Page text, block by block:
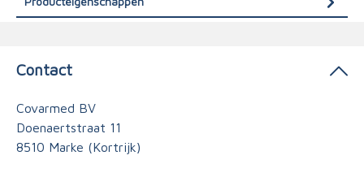
Contact
Covarmed BV
Doenaertstraat 11
8510 Marke (Kortrijk)